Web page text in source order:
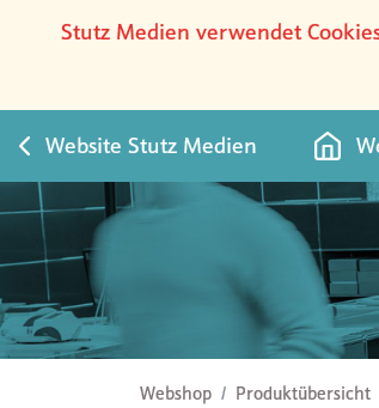
Stutz Medien verwendet
Website Stutz Medien
Webshop Produktübersicht
Trauerkuverts Herbstlaub